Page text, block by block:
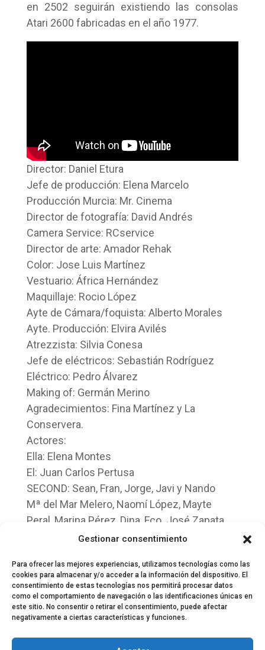
Gestionar consentimiento
Para ofrecer las mejores experiencias, utilizamos tecnologías como las
cookies para almacenar y/o acceder a la información del dispositivo. El
consentimiento de estas tecnologías nos permitirá procesar datos
como el comportamiento de navegación o las identificaciones únicas en
este sitio. No consentir o retirar el consentimiento, puede afectar
negativamente a ciertas características y funciones.
en 2502 seguirán existiendo las consolas
Atari 2600 fabricadas en el año 1977.
Director: Daniel Etura
Jefe de producción: Elena Marcelo
Producción Murcia: Mr. Cinema
Director de fotografía: David Andrés
Camera Service: RCservice
Director de arte: Amador Rehak
Color: Jose Luis Martínez
Vestuario: África Hernández
Maquillaje: Rocio López
Ayte de Cámara/foquista: Alberto Morales
Ayte. Producción: Elvira Avilés
Atrezzista: Silvia Conesa
Jefe de eléctricos: Sebastián Rodríguez
Eléctrico: Pedro Álvarez
Making of: Germán Merino
Agradecimientos: Fina Martínez y La
Conservera.
Actores:
Ella: Elena Montes
El: Juan Carlos Pertusa
SECOND: Sean, Fran, Jorge, Javi y Nando
Mª del Mar Melero, Naomí López, Mayte
Peral, Marina Pérez, Dina, Fco. José Zapata,
Jose Joaquín Merino, Daniel Vega, Sergio